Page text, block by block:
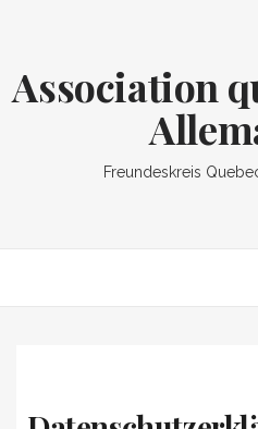
Association
Freundeskreis